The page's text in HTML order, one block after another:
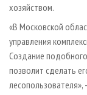
хозяйством.
«В Московской
управления
Создание
позволит сделать